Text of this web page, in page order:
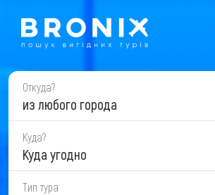
Откуда?
из любого города
Куда?
Куда угодно
Тип тура